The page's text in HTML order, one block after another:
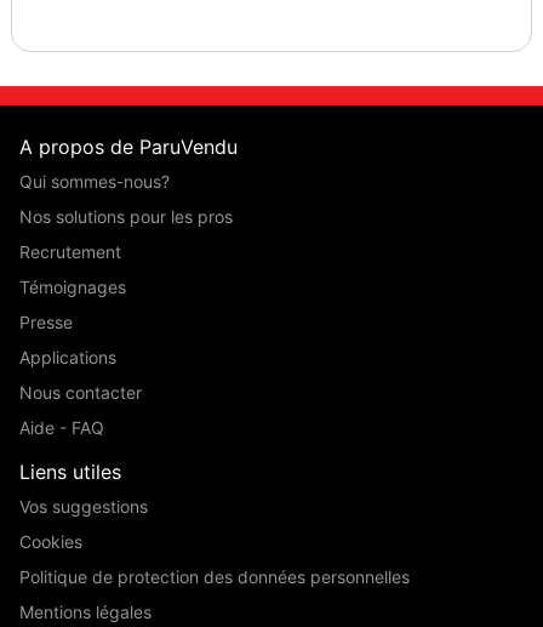
A propos de ParuVendu
Qui sommes-nous?
Nos solutions pour les pros
Recrutement
Témoignages
Presse
Applications
Nous contacter
Aide - FAQ
Liens utiles
Vos suggestions
Cookies
Politique de protection des données personnelles
Mentions légales